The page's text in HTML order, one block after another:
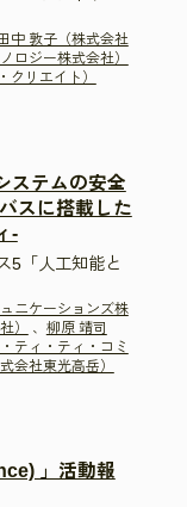
中 敦子（株式会社
ロジー株式会社）
リエイト）
ステムの安全
スに搭載した
-
5「人工知能と
ニケーションズ株
） 、 柳原 靖司
ティ・ティ・コミ
会社東光高岳）
」活動報